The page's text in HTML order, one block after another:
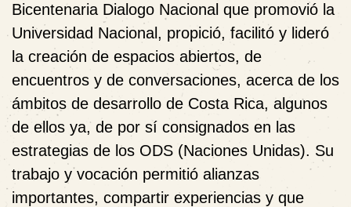
Bicentenaria Dialogo Nacional que promovió la
Universidad Nacional, propició, facilitó y lideró
la creación de espacios abiertos, de
encuentros y de conversaciones, acerca de los
ámbitos de desarrollo de Costa Rica, algunos
de ellos ya, de por sí consignados en las
estrategias de los ODS (Naciones Unidas). Su
trabajo y vocación permitió alianzas
importantes, compartir experiencias y que